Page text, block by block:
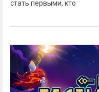
стать первыми, кто